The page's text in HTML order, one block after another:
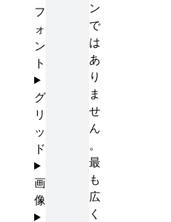
ン
で
は
あ
り
ま
せ
ん
。
最
も
広
く
フ
ォ
ン
ト
グ
リ
ッ
ド
画
像